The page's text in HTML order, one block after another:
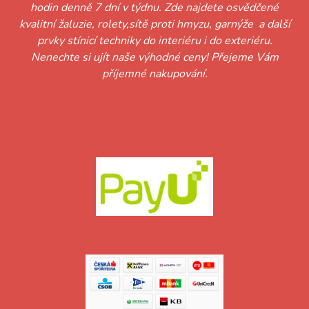
hodin denně 7 dní v týdnu. Zde najdete osvědčené
kvalitní žaluzie, rolety,sítě proti hmyzu, garnýže a další
prvky stínicí techniky do interiéru i do exteriéru.
Nenechte si ujít naše výhodné ceny! Přejeme Vám
příjemné nakupování.